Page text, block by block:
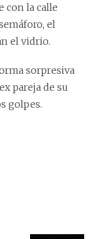
con la calle
el
el vidrio.
sorpresiva
pareja de su
golpes.